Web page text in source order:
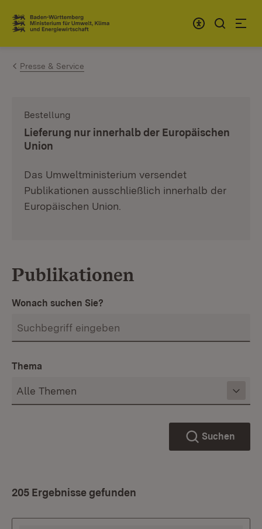
Zum Inhalt springen
Link zur Startseite
Presse & Service
Bestellung
Lieferung nur innerhalb der Europäischen
Union
Das Umweltministerium versendet
Publikationen ausschließlich innerhalb der
Europäischen Union.
Publikationen
Wonach suchen Sie?
Thema
Suchen
205 Ergebnisse gefunden